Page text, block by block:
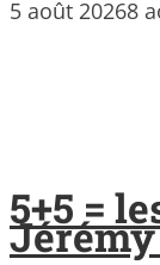
5 août 20268
5+5 =